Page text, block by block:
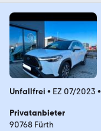
Unfallfrei • EZ 07/2023 •
Privatanbieter
90768 Fürth